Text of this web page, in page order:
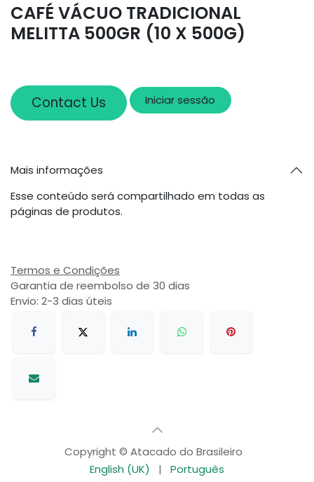
CAFÉ VÁCUO TRADICIONAL
MELITTA 500GR (10 X 500G)
Contact Us Iniciar sessão
Mais informações
Esse conteúdo será compartilhado em todas as
páginas de produtos.
Termos e Condições
Garantia de reembolso de 30 dias
Envio: 2-3 dias úteis
Copyright © Atacado do Brasileiro
English (UK)
|
Português